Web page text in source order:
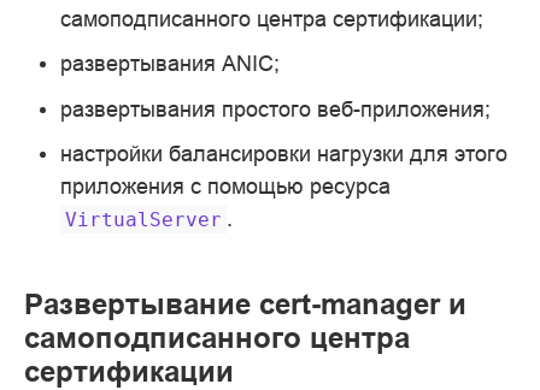
самоподписанного центра сертификации;
развертывания ANIC;
развертывания простого веб-приложения;
настройки балансировки нагрузки для этого
приложения с помощью ресурса
VirtualServer .
Развертывание cert-manager и
самоподписанного центра
сертификации